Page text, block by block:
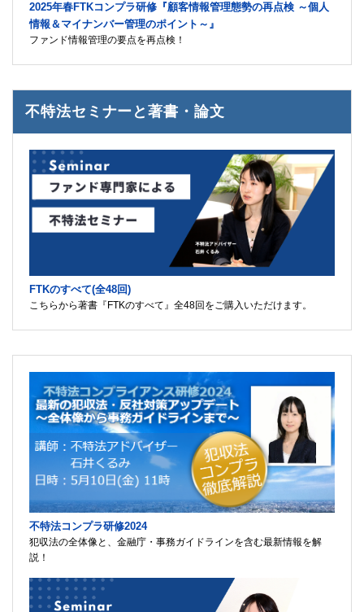
2025年春FTKコンプラ研修『顧客情報管理態勢の再点検 ～個人
情報＆マイナンバー管理のポイント～』
ファンド情報管理の要点を再点検！
不特法セミナーと著書・論文
FTKのすべて(全48回)
こちらから著書『FTKのすべて』全48回をご購入いただけます。
不特法コンプラ研修2024
犯収法の全体像と、金融庁・事務ガイドラインを含む最新情報を解
説！